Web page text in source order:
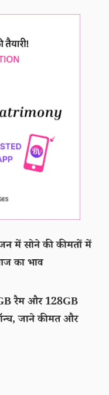
में सोने की कीमतों में
का भाव
रैम और 128GB
जाने कीमत और